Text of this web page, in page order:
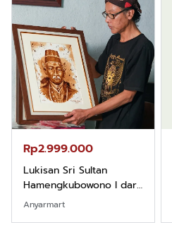
Rp2.999.000
Lukisan Sri Sultan
Hamengkubowono I dari
Kopi Karya Rudi Winarso
Anyarmart